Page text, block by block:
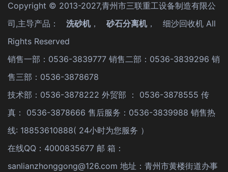
Copyright © 2013-2027,青州市三联重工设备制造有限公
司,主导产品：
洗砂机， 砂石分离机， 细沙回收机 All
Rights Reserved
销售一部：0536-3839777 销售二部：0536-3839296 销
售三部：0536-3878678
技术部：0536-3878222 外贸部 ： 0536-3878555 传
真： 0536-3878666 售后服务：0536-3839988 销售热
线: 18853610888( 24小时为您服务 ）
在线QQ：4000835677 邮 箱：
sanlianzhonggong@126.com 地址：青州市黄楼街道办事